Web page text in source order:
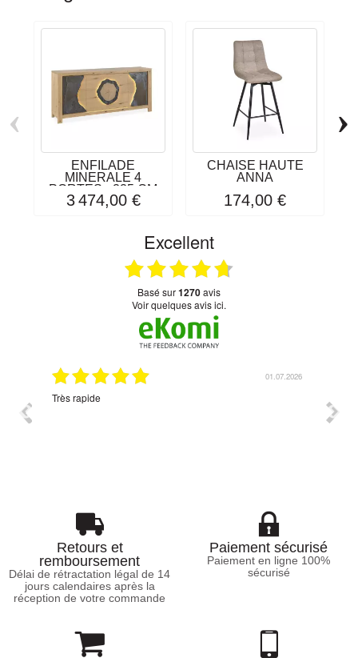
ENFILADE
MINERALE 4
PORTES - 225 CM
3 474,00 €
CHAISE HAUTE
ANNA
174,00 €
‹ ›
Excellent
basé sur1270avis
Voir quelques avis ici.
01.07.2026
Très rapide
Retours et
remboursement
Délai de rétractation légal de 14
jours calendaires après la
réception de votre commande
Paiement sécurisé
Paiement en ligne 100%
sécurisé